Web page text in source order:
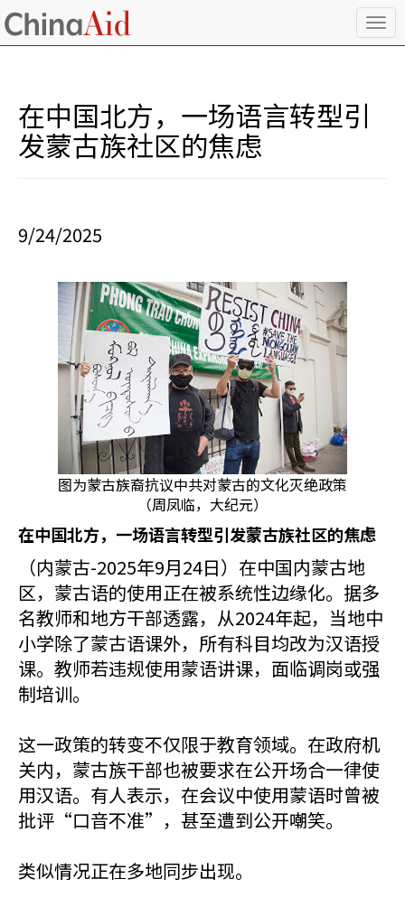
T
o
在中国北方，一场语言转型引
发蒙古族社区的焦虑
9/24/2025
图为蒙古族裔抗议中共对蒙古的文化灭绝政策
（周凤临，大纪元）
在中国北方，一场语言转型引发蒙古族社区的焦虑
（内蒙古-2025年9月24日）在中国内蒙古地
区，蒙古语的使用正在被系统性边缘化。据多
名教师和地方干部透露，从2024年起，当地中
小学除了蒙古语课外，所有科目均改为汉语授
课。教师若违规使用蒙语讲课，面临调岗或强
制培训。
这一政策的转变不仅限于教育领域。在政府机
关内，蒙古族干部也被要求在公开场合一律使
用汉语。有人表示，在会议中使用蒙语时曾被
批评“口音不准”，甚至遭到公开嘲笑。
类似情况正在多地同步出现。